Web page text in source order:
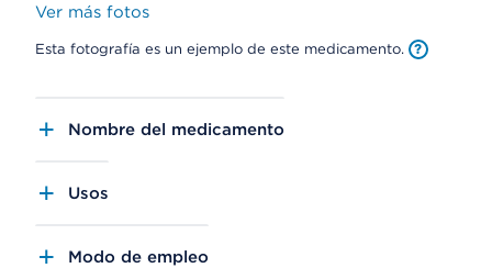
Ver más fotos
Esta fotografía es un ejemplo de este medicamento.
Nombre del medicamento
Usos
Modo de empleo